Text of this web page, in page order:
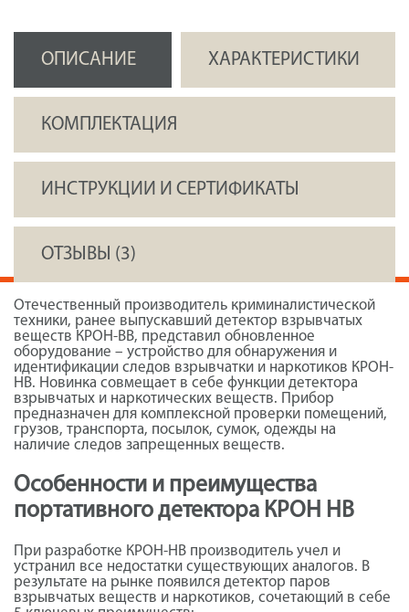
ОПИСАНИЕ ХАРАКТЕРИСТИКИ
КОМПЛЕКТАЦИЯ
ИНСТРУКЦИИ И СЕРТИФИКАТЫ
ОТЗЫВЫ (3)
Отечественный производитель криминалистической
техники, ранее выпускавший детектор взрывчатых
веществ КРОН-ВВ, представил обновленное
оборудование – устройство для обнаружения и
идентификации следов взрывчатки и наркотиков КРОН-
НВ. Новинка совмещает в себе функции детектора
взрывчатых и наркотических веществ. Прибор
предназначен для комплексной проверки помещений,
грузов, транспорта, посылок, сумок, одежды на
наличие следов запрещенных веществ.
Особенности и преимущества
портативного детектора КРОН НВ
При разработке КРОН-НВ производитель учел и
устранил все недостатки существующих аналогов. В
результате на рынке появился детектор паров
взрывчатых веществ и наркотиков, сочетающий в себе